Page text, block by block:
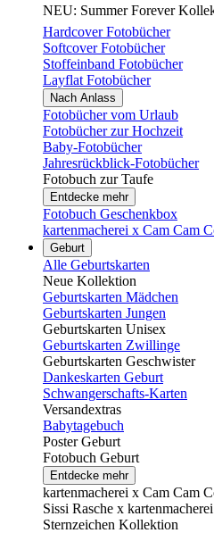
NEU: Summer Forever
Hardcover Fotobücher
Softcover Fotobücher
Stoffeinband Fotobücher
Layflat Fotobücher
Nach Anlass
Fotobücher vom Urlaub
Fotobücher zur Hochzeit
Baby-Fotobücher
Jahresrückblick-Fotobücher
Fotobuch zur Taufe
Entdecke mehr
Fotobuch Geschenkbox
kartenmacherei x Cam Cam
Geburt
Alle Geburtskarten
Neue Kollektion
Geburtskarten Mädchen
Geburtskarten Jungen
Geburtskarten Unisex
Geburtskarten Zwillinge
Geburtskarten Geschwister
Dankeskarten Geburt
Schwangerschafts-Karten
Versandextras
Babytagebuch
Poster Geburt
Fotobuch Geburt
Entdecke mehr
kartenmacherei x Cam Cam
Sissi Rasche x kartenmacherei
Sternzeichen Kollektion